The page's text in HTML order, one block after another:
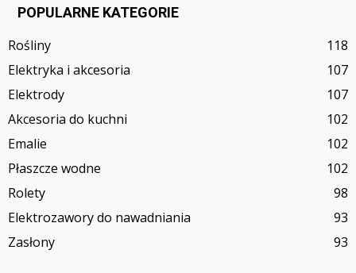
POPULARNE KATEGORIE
Rośliny
118
Elektryka i akcesoria
107
Elektrody
107
Akcesoria do kuchni
102
Emalie
102
Płaszcze wodne
102
Rolety
98
Elektrozawory do nawadniania
93
Zasłony
93